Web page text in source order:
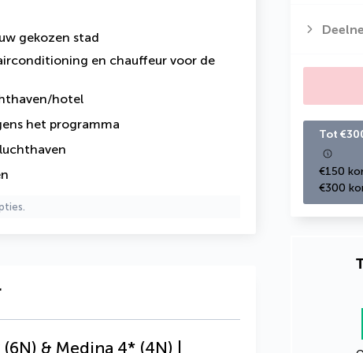
Tot
€150
€300
gekozen stad
en chauffeur voor de
hotel
het programma
& Medina 4* (4N) |